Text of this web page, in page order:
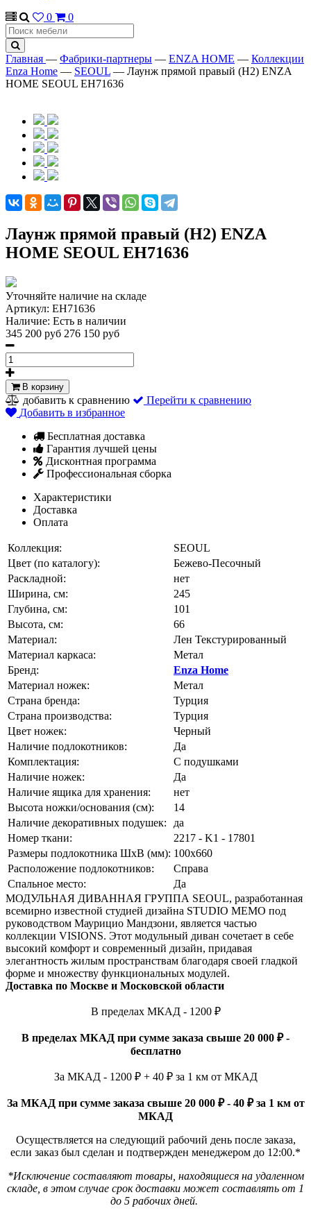
0
0
Главная — Фабрики-партнеры — ENZA HOME — Коллекции
Enza Home — SEOUL — Лаунж прямой правый (H2) ENZA
HOME SEOUL EH71636
Лаунж прямой правый (H2) ENZA
HOME SEOUL EH71636
Уточняйте наличие на складе
Артикул: EH71636
Наличие: Есть в наличии
345 200 руб 276 150 руб
В корзину
добавить к сравнению
Перейти к сравнению
Добавить в избранное
Бесплатная доставка
Гарантия лучшей цены
Дисконтная программа
Профессиональная сборка
Характеристики
Доставка
Оплата
Коллекция:
SEOUL
Цвет (по каталогу):
Бежево-Песочный
Раскладной:
нет
Ширина, см:
245
Глубина, см:
101
Высота, см:
66
Материал:
Лен Текстурированный
Материал каркаса:
Метал
Бренд:
Enza Home
Материал ножек:
Метал
Страна бренда:
Турция
Страна производства:
Турция
Цвет ножек:
Черный
Наличие подлокотников:
Да
Комплектация:
С подушками
Наличие ножек:
Да
Наличие ящика для хранения:
нет
Высота ножки/основания (см):
14
Наличие декоративных подушек:
да
Номер ткани:
2217 - K1 - 17801
Размеры подлокотника ШxВ (мм): 100x660
Расположение подлокотников:
Справа
Спальное место:
Да
МОДУЛЬНАЯ ДИВАННАЯ ГРУППА SEOUL, разработанная
всемирно известной студией дизайна STUDIO MEMO под
руководством Маурицио Мандзони, является частью
коллекции VISIONS. Этот модульный диван сочетает в себе
высокий комфорт и современный дизайн, придавая
элегантность жилым пространствам благодаря своей гладкой
форме и множеству функциональных модулей.
Доставка по Москве и Московской области
В пределах МКАД - 1200 ₽
В пределах МКАД при сумме заказа свыше 20 000 ₽ -
бесплатно
За МКАД - 1200 ₽ + 40 ₽ за 1 км от МКАД
За МКАД при сумме заказа свыше 20 000 ₽ - 40 ₽ за 1 км от
МКАД
Осуществляется на следующий рабочий день после заказа,
если заказ был сделан и подтвержден менеджером до 12:00.*
*Исключение составляют товары, находящиеся на удаленном
складе, в этом случае срок доставки может составлять от 1
до 5 рабочих дней.